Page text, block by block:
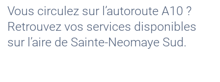
Vous circulez sur l’autoroute A10 ?
Retrouvez vos services disponibles
sur l’aire de Sainte-Neomaye Sud.